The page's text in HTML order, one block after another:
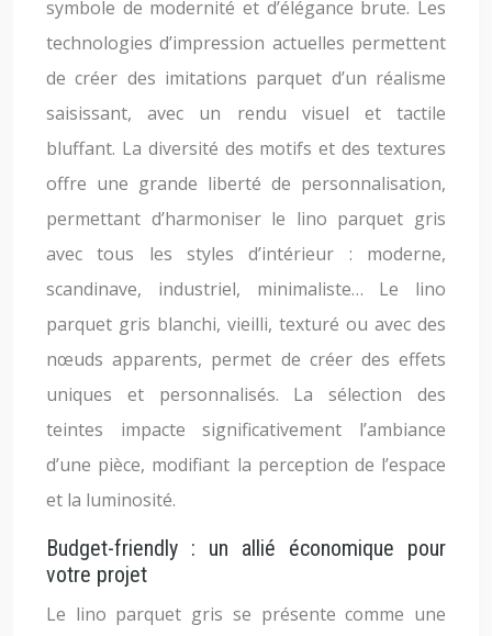
symbole de modernité et d’élégance brute. Les
technologies d’impression actuelles permettent
de créer des imitations parquet d’un réalisme
saisissant, avec un rendu visuel et tactile
bluffant. La diversité des motifs et des textures
offre une grande liberté de personnalisation,
permettant d’harmoniser le lino parquet gris
avec tous les styles d’intérieur : moderne,
scandinave, industriel, minimaliste… Le lino
parquet gris blanchi, vieilli, texturé ou avec des
nœuds apparents, permet de créer des effets
uniques et personnalisés. La sélection des
teintes impacte significativement l’ambiance
d’une pièce, modifiant la perception de l’espace
et la luminosité.
Budget-friendly : un allié économique pour
votre projet
Le lino parquet gris se présente comme une